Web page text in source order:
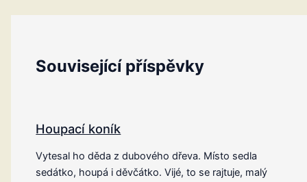
Související příspěvky
Houpací koník
Vytesal ho děda z dubového dřeva. Místo sedla
sedátko, houpá i děvčátko. Vijé, to se rajtuje, malý